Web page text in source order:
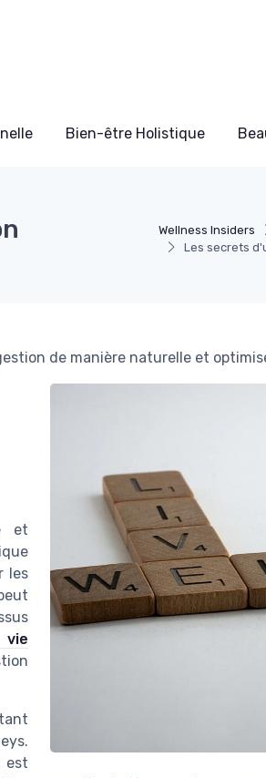
Bien-être Holistique
Wellness Insiders
Les secrets
de manière naturelle et
et
les
est